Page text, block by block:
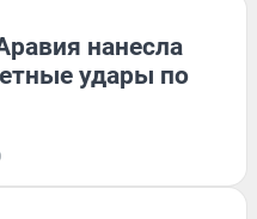
нанесла
удары по